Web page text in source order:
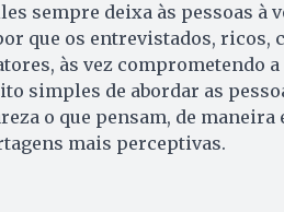
sempre deixa às pessoas à
que os entrevistados, ricos,
às vez comprometendo
simples de abordar as
o que pensam, de
mais perceptivas.